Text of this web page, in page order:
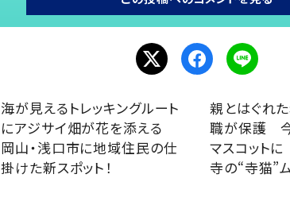
海が見えるトレッキングルート
にアジサイ畑が花を添える
岡山・浅口市に地域住民の仕
掛けた新スポット！
親とはぐれ
職が保護
マスコット
寺の“寺猫”